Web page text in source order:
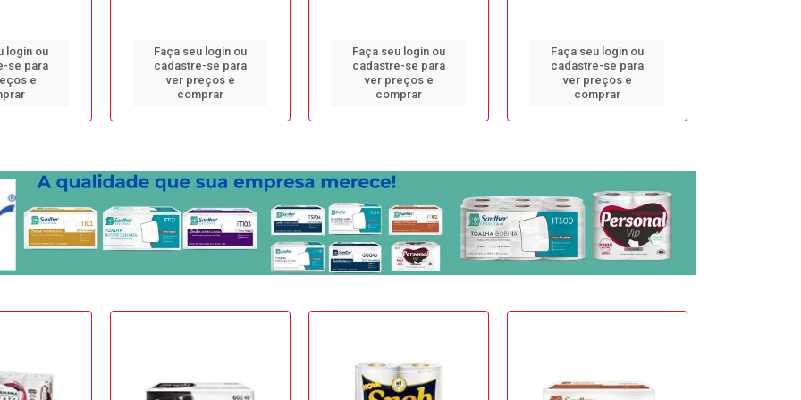
login ou
se para
e
Faça seu login ou
cadastre-se para
ver preços e
comprar
Faça seu login ou
cadastre-se para
ver preços e
comprar
Faça seu login ou
cadastre-se para
ver preços e
comprar